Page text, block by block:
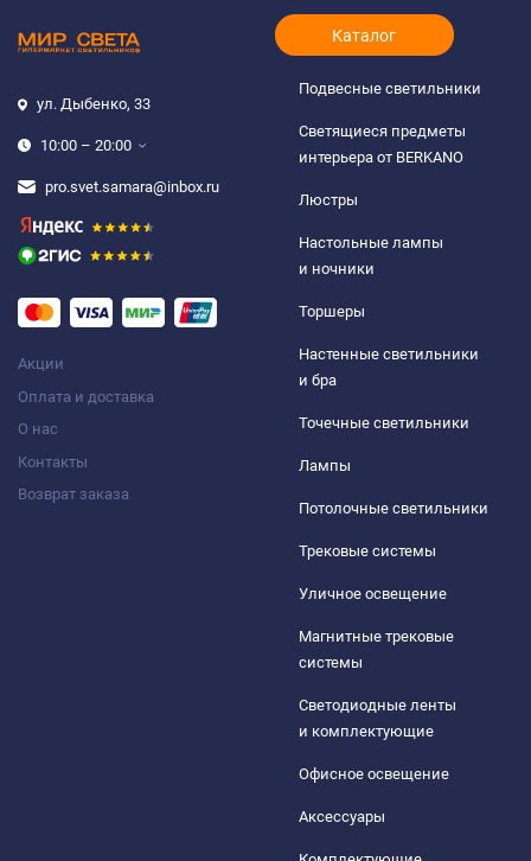
ул. Дыбенко, 33
10:00 – 20:00
pro.svet.samara@inbox.ru
Акции
Оплата и доставка
О нас
Контакты
Возврат заказа
Каталог
Подвесные светильники
Светящиеся предметы
интерьера от BERKANO
Люстры
Настольные лампы
и ночники
Торшеры
Настенные светильники
и бра
Точечные светильники
Лампы
Потолочные светильники
Трековые системы
Уличное освещение
Магнитные трековые
системы
Светодиодные ленты
и комплектующие
Офисное освещение
Аксессуары